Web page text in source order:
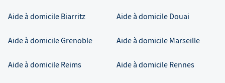
Aide à domicile Biarritz Aide à domicile Douai
Aide à domicileGrenoble Aide à domicile Marseille
Aide à domicile Reims Aide à domicile Rennes